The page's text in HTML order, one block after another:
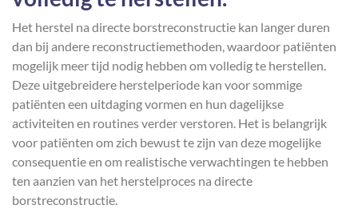
Het herstel na directe borstreconstructie kan langer duren
dan bij andere reconstructiemethoden, waardoor patiënten
mogelijk meer tijd nodig hebben om volledig te herstellen.
Deze uitgebreidere herstelperiode kan voor sommige
patiënten een uitdaging vormen en hun dagelijkse
activiteiten en routines verder verstoren. Het is belangrijk
voor patiënten om zich bewust te zijn van deze mogelijke
consequentie en om realistische verwachtingen te hebben
ten aanzien van het herstelproces na directe
borstreconstructie.